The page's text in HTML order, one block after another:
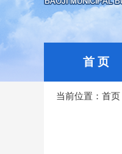
首 页
当前位置： 首页